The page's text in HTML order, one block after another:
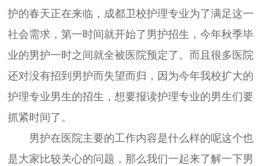
护的春天正在来临，成都卫校护理专业为了满足这一
社会需求，第一时间就开始了男护招生，今年秋季毕
业的男护一时之间就全被医院预定了。而且很多医院
还对没有招到男护而失望而归，因为今年我校扩大的
护理专业男生的招生，想要报读护理专业的男生们要
抓紧时间了。
男护在医院主要的工作内容是什么样的呢这个也
是大家比较关心的问题，那么我们一起来了解一下男